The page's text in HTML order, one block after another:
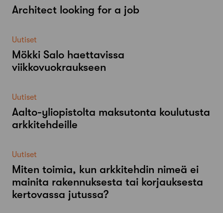
Architect looking for a job
Uutiset
Mökki Salo haettavissa
viikkovuokraukseen
Uutiset
Aalto-​yliopistolta maksutonta koulutusta
arkkitehdeille
Uutiset
Miten toimia, kun arkkitehdin nimeä ei
mainita rakennuksesta tai korjauksesta
kertovassa jutussa?